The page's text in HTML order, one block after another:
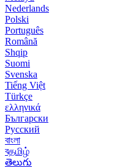
Nederlands
Polski
Português
Română
Shqip
Suomi
Svenska
Tiếng Việt
Türkçe
ελληνικά
Български
Русский
বাংলা
বதமிழ்
తెలుగు